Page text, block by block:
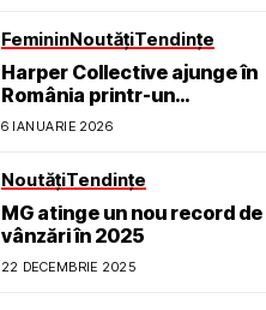
FemininNoutățiTendințe
Harper Collective ajunge în
România printr-un
parteneriat exclusiv cu TOFF
6 IANUARIE 2026
NoutățiTendințe
MG atinge un nou record de
vânzări în 2025
22 DECEMBRIE 2025